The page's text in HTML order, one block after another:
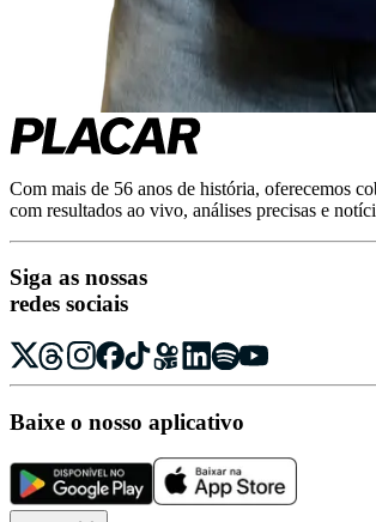
Com mais de 56 anos de história, oferecemos
com resultados ao vivo, análises precisas e
Siga as nossas
redes sociais
Baixe o nosso aplicativo